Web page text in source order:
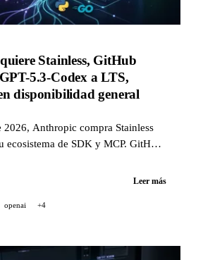
Stainless, GitHub
5.3-Codex a LTS,
disponibilidad general
2026, Anthropic compra Stainless
ecosistema de SDK y MCP. GitHub
por 12 meses, y el control
web, VS Code y JetBrains.
Leer más
openai +4